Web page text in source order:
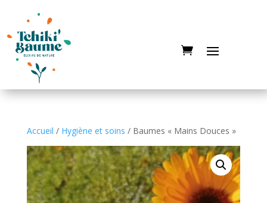
Accueil / Hygiène et soins / Baumes « Mains Douces »